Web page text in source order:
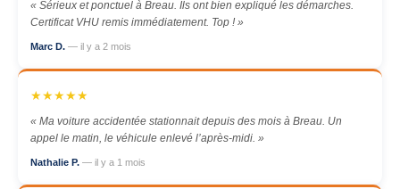
« Sérieux et ponctuel à Breau. Ils ont bien expliqué les démarches.
Certificat VHU remis immédiatement. Top ! »
Marc D. — il y a 2 mois
★★★★★
« Ma voiture accidentée stationnait depuis des mois à Breau. Un
appel le matin, le véhicule enlevé l’après-midi. »
Nathalie P. — il y a 1 mois